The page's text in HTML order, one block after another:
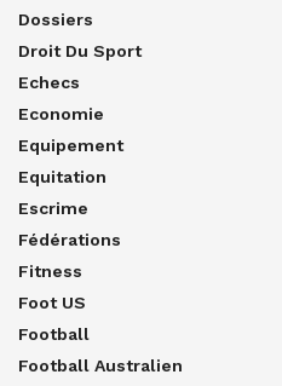
Dossiers
Droit Du Sport
Echecs
Economie
Equipement
Equitation
Escrime
Fédérations
Fitness
Foot US
Football
Football Australien